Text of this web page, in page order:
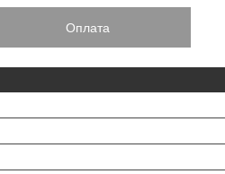
Оплата